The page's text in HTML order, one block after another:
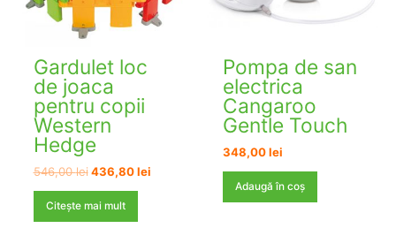
Gardulet loc
de joaca
pentru copii
Western
Hedge
546,00lei Prețul
a
436,80leiPrețul
Citește mai mult
Pompa de san
electrica
Cangaroo
Gentle Touch
348,00lei
Adaugă în coș